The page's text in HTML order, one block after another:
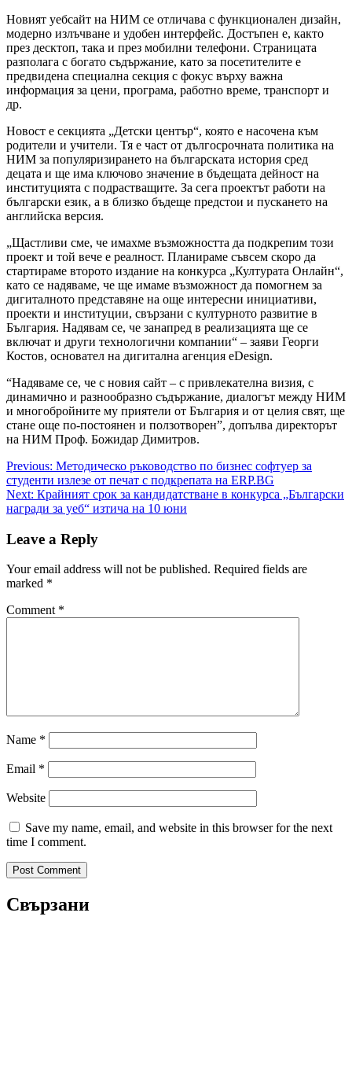
Новият уебсайт на НИМ се отличава с функционален дизайн,
модерно излъчване и удобен интерфейс. Достъпен е, както
през десктоп, така и през мобилни телефони. Страницата
разполага с богато съдържание, като за посетителите е
предвидена специална секция с фокус върху важна
информация за цени, програма, работно време, транспорт и
др.
Новост е секцията „Детски център“, която е насочена към
родители и учители. Тя е част от дългосрочната политика на
НИМ за популяризирането на българската история сред
децата и ще има ключово значение в бъдещата дейност на
институцията с подрастващите. За сега проектът работи на
български език, а в близко бъдеще предстои и пускането на
английска версия.
„Щастливи сме, че имахме възможността да подкрепим този
проект и той вече е реалност. Планираме съвсем скоро да
стартираме второто издание на конкурса „Културата Онлайн“,
като се надяваме, че ще имаме възможност да помогнем за
дигиталното представяне на още интересни инициативи,
проекти и институции, свързани с културното развитие в
България. Надявам се, че занапред в реализацията ще се
включат и други технологични компании“ – заяви Георги
Костов, основател на дигитална агенция eDesign.
“Надяваме се, че с новия сайт – с привлекателна визия, с
динамично и разнообразно съдържание, диалогът между НИМ
и многобройните му приятели от България и от целия свят, ще
стане още по-постоянен и ползотворен”, допълва директорът
на НИМ Проф. Божидар Димитров.
Post
navigation
Previous: Методическо ръководство по бизнес софтуер за
студенти излезе от печат с подкрепата на ERP.BG
Next: Крайният срок за кандидатстване в конкурса „Български
награди за уеб“ изтича на 10 юни
Leave a Reply
Your email address will not be published. Required fields are
marked *
Comment *
Name *
Email *
Website
Save my name, email, and website in this browser for the next
time I comment.
Свързани